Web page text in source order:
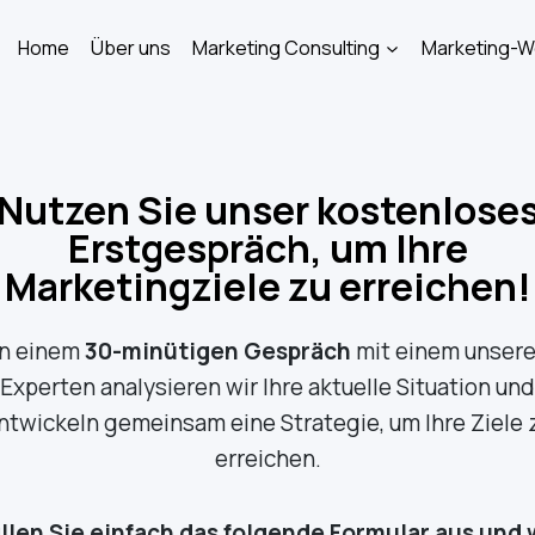
Home Über uns Marketing Consulting Marketing-
Nutzen Sie unser
Erstgespräch, um Ihre
Marketingziele zu erreichen!
einem30-minütigen Gespräch mit einem
Experten analysieren wir Ihre aktuelle Situation und
gemeinsam eine Strategie, um Ihre Ziele
erreichen.